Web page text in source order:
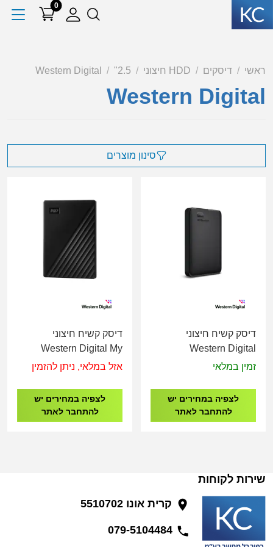
0
ראשי דיסקים HDD חיצוני 2.5"
Western Digital
Western Digital
סינון מוצרים
דיסק קשיח חיצוני
Western Digital
Elements 1TB 2.5" USB
WDBUZG0010BBK-
WESN
זמין במלאי
לצפיה במחירים יש
להתחבר לאתר
דיסק קשיח חיצוני
Western Digital My
Passport 2.5" USB 3.2
אזל במלאי, ניתן להזמין
לצפיה במחירים יש
להתחבר לאתר
שירות לקוחות
קרית אונו 5510702